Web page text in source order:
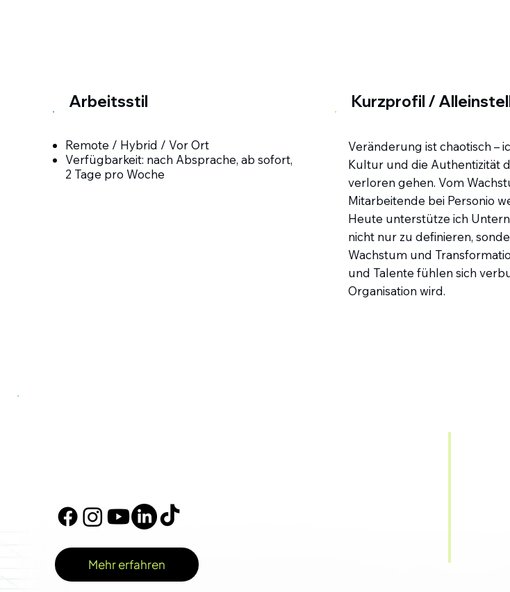
Arbeitsstil
Remote / Hybrid / Vor Ort
Verfügbarkeit: nach Absprache, ab sofort,
2 Tage pro Woche
Kurzprofil /
Veränderung ist chaotisch –
Kultur und die Authentizität
verloren gehen. Vom
Mitarbeitende bei Personio
Heute unterstütze ich
nicht nur zu definieren,
Wachstum und
und Talente fühlen sich
Organisation wird.
Mehr erfahren